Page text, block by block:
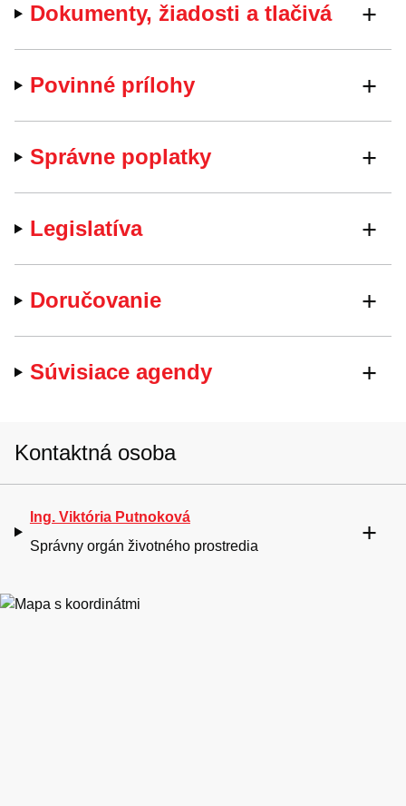
Dokumenty, žiadosti a tlačivá
Povinné prílohy
Správne poplatky
Legislatíva
Doručovanie
Súvisiace agendy
Kontaktná osoba
Ing. Viktória Putnoková
Správny orgán životného prostredia